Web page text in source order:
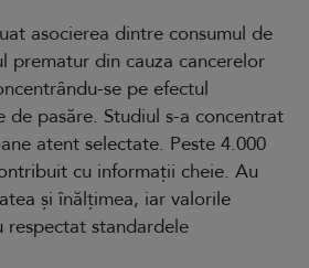
asocierea dintre consumul de
prematur din cauza cancerelor
se pe efectul
de pasăre. Studiul s-a concentrat
atent selectate. Peste 4.000
cu informații cheie. Au
și înălțimea, iar valorile
respectat standardele